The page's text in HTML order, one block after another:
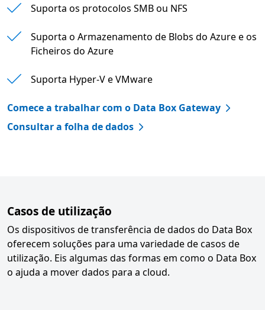
Suporta os protocolos SMB ou NFS
Suporta o Armazenamento de Blobs do Azure e os
Ficheiros do Azure
Suporta Hyper-V e VMware
Comece a trabalhar com o Data Box Gateway
Consultar a folha de dados
Casos de utilização
Os dispositivos de transferência de dados do Data Box
oferecem soluções para uma variedade de casos de
utilização. Eis algumas das formas em como o Data Box
o ajuda a mover dados para a cloud.